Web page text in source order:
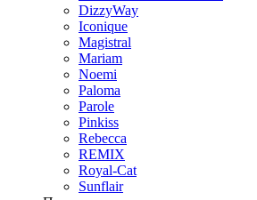
DizzyWay
Iconique
Magistral
Mariam
Noemi
Paloma
Parole
Pinkiss
Rebecca
REMIX
Royal-Cat
Sunflair